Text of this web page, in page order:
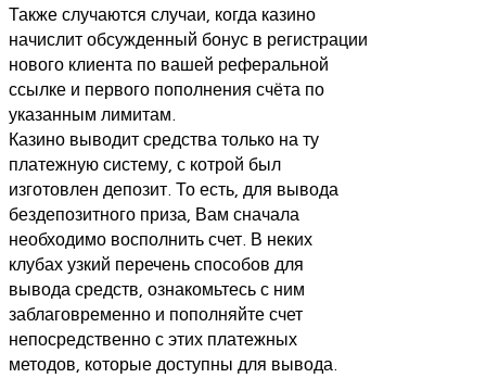
Также случаются случаи, когда казино
начислит обсужденный бонус в регистрации
нового клиента по вашей реферальной
ссылке и первого пополнения счёта по
указанным лимитам.
Казино выводит средства только на ту
платежную систему, с котрой был
изготовлен депозит. То есть, для вывода
бездепозитного приза, Вам сначала
необходимо восполнить счет. В неких
клубах узкий перечень способов для
вывода средств, ознакомьтесь с ним
заблаговременно и пополняйте счет
непосредственно с этих платежных
методов, которые доступны для вывода.